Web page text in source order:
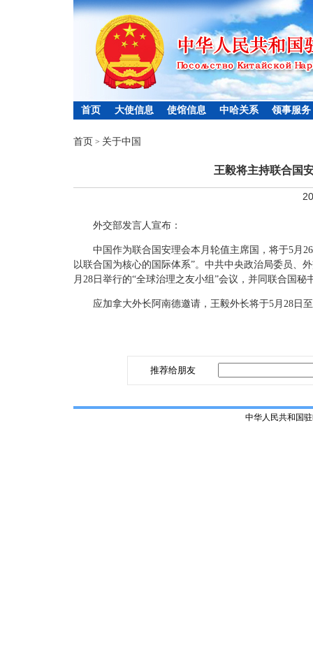
首页 大使信息 使馆信息 中哈关系 领事服务
首页 > 关于中国
王毅将主持联合国
外交部发言人宣布：
中国作为联合国安理会本月轮值主席国，将于5月
以联合国为核心的国际体系”。中共中央政治局委员、
月28日举行的“全球治理之友小组”会议，并同联合国
应加拿大外长阿南德邀请，王毅外长将于5月28日
推荐给朋友
中华人民共和国